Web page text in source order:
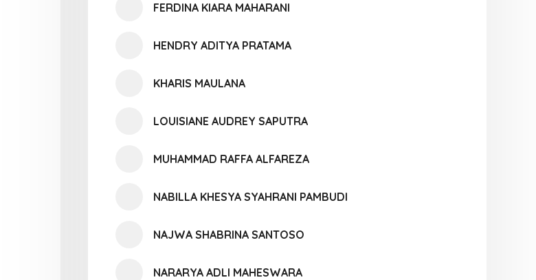
FERDINA KIARA MAHARANI
HENDRY ADITYA PRATAMA
KHARIS MAULANA
LOUISIANE AUDREY SAPUTRA
MUHAMMAD RAFFA ALFAREZA
NABILLA KHESYA SYAHRANI PAMBUDI
NAJWA SHABRINA SANTOSO
NARARYA ADLI MAHESWARA